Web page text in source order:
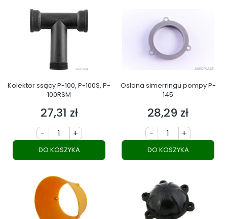
Kolektor ssący P-100, P-100S, P-
100RSM
Cena
27,31 zł
- +
DO KOSZYKA
Osłona simerringu pompy P-
145
Cena
28,29 zł
- +
DO KOSZYKA